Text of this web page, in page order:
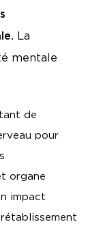
La
mentale
de
pour
organe
impact